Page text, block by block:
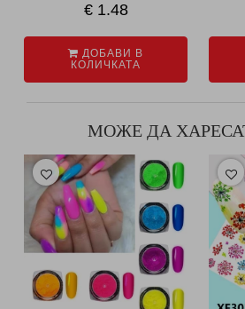
€ 1.48
ДОБАВИ В
КОЛИЧКАТА
МОЖЕ ДА